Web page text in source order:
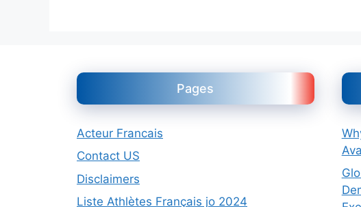
Pages
Acteur Francais
Contact US
Disclaimers
Liste Athlètes Français jo 2024